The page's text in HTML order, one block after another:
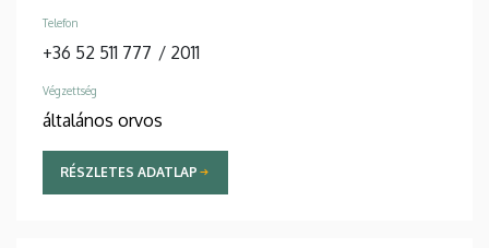
Telefon
+36 52 511 777 / 2011
Végzettség
általános orvos
RÉSZLETES ADATLAP